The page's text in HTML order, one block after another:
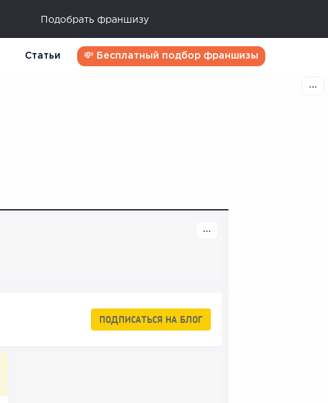
Подобрать франшизу
Статьи 💸 Бесплатный подбор франшизы
ПОДПИСАТЬСЯ НА БЛОГ